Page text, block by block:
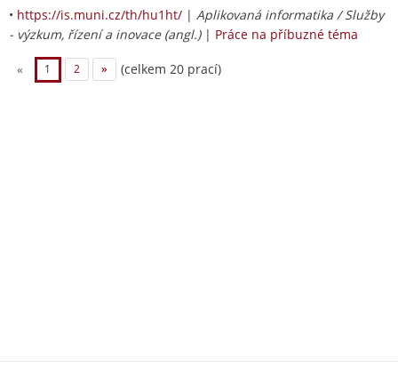
• https://is.muni.cz/th/hu1ht/ | Aplikovaná informatika / Služby
- výzkum, řízení a inovace (angl.)| Práce na příbuzné téma
« 1 2 » (celkem 20 prací)